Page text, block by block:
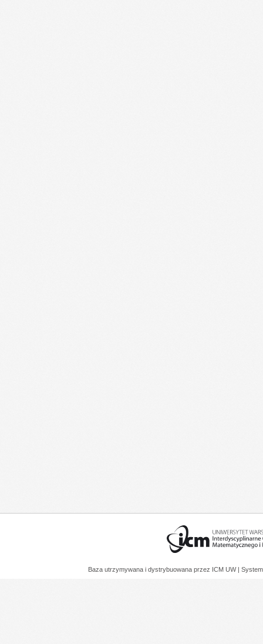
Baza utrzymywana i dystrybuowana przez ICM UW |